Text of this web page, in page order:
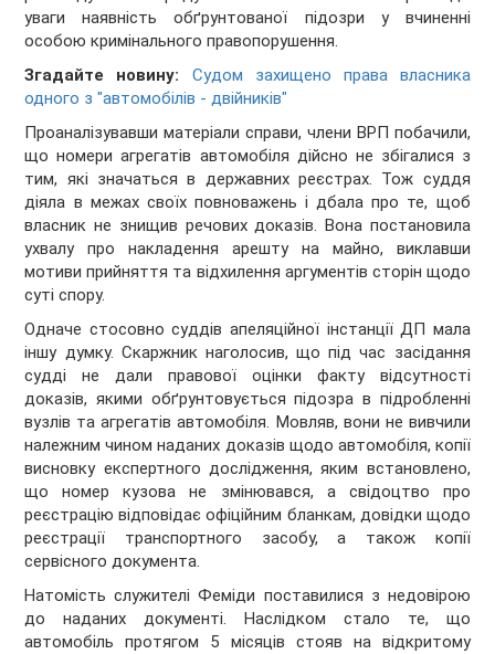
уваги наявність обґрунтованої підозри у вчиненні
особою кримінального правопорушення.
Згадайте новину:
Судом захищено права власника
одного з "автомобілів - двійників"
Проаналізувавши матеріали справи, члени ВРП побачили,
що номери агрегатів автомобіля дійсно не збігалися з
тим, які значаться в державних реєстрах. Тож суддя
діяла в межах своїх повноважень і дбала про те, щоб
власник не знищив речових доказів. Вона постановила
ухвалу про накладення арешту на майно, виклавши
мотиви прийняття та відхилення аргументів сторін щодо
суті спору.
Одначе стосовно суддів апеляційної інстанції ДП мала
іншу думку. Скаржник наголосив, що під час засідання
судді не дали правової оцінки факту відсутності
доказів, якими обґрунтовується підозра в підробленні
вузлів та агрегатів автомобіля. Мовляв, вони не вивчили
належним чином наданих доказів щодо автомобіля, копії
висновку експертного дослідження, яким встановлено,
що номер кузова не змінювався, а свідоцтво про
реєстрацію відповідає офіційним бланкам, довідки щодо
реєстрації транспортного засобу, а також копії
сервісного документа.
Натомість служителі Феміди поставилися з недовірою
до наданих документі. Наслідком стало те, що
автомобіль протягом 5 місяців стояв на відкритому